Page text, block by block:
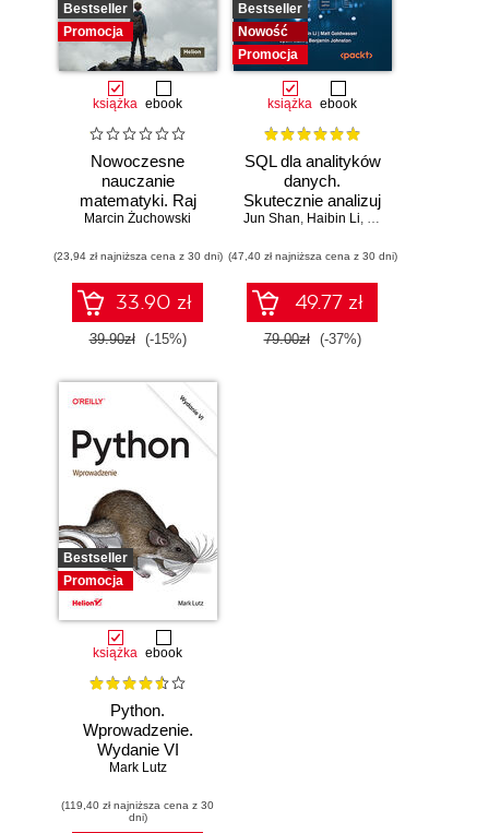
Bestseller
Promocja
książka ebook
Nowoczesne
nauczanie
matematyki. Raj
Cantora bez
Marcin Żuchowski
(23,94 zł najniższa cena z 30 dni)
33.90 zł
39.90zł (-15%)
Bestseller
Nowość
Promocja
książka ebook
SQL dla analityków
danych.
Skutecznie analizuj
dane, wyciągaj
wnioski i opanuj
zaawansowany
SQL na potrzeby
praktycznych
zastosowań.
Jun Shan, Haibin Li, Matt Goldwasser
(47,40 zł najniższa cena z 30 dni)
49.77 zł
79.00zł (-37%)
Bestseller
Promocja
książka ebook
Python.
Wprowadzenie.
Wydanie VI
Mark Lutz
(119,40 zł najniższa cena z 30
dni)